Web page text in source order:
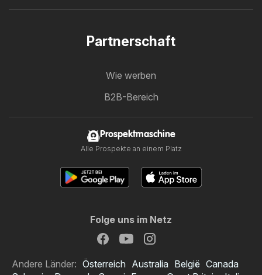
Partnerschaft
Wie werben
B2B-Bereich
Prospektmaschine
Alle Prospekte an einem Platz
Folge uns im Netz
Andere Länder: Österreich Australia België Canada